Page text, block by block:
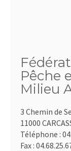
Pêche
Milieu
3 Chemin de
11000
Téléphone :
Fax :